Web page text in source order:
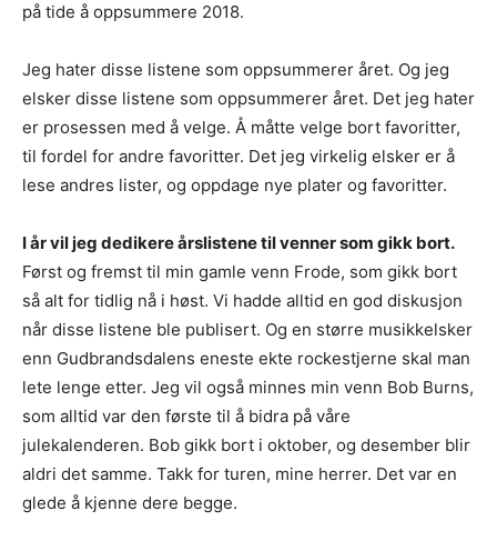
på tide å oppsummere 2018.
Jeg hater disse listene som oppsummerer året. Og jeg
elsker disse listene som oppsummerer året. Det jeg hater
er prosessen med å velge. Å måtte velge bort favoritter,
til fordel for andre favoritter. Det jeg virkelig elsker er å
lese andres lister, og oppdage nye plater og favoritter.
I år vil jeg dedikere årslistene til venner som gikk bort.
Først og fremst til min gamle venn Frode, som gikk bort
så alt for tidlig nå i høst. Vi hadde alltid en god diskusjon
når disse listene ble publisert. Og en større musikkelsker
enn Gudbrandsdalens eneste ekte rockestjerne skal man
lete lenge etter. Jeg vil også minnes min venn Bob Burns,
som alltid var den første til å bidra på våre
julekalenderen. Bob gikk bort i oktober, og desember blir
aldri det samme. Takk for turen, mine herrer. Det var en
glede å kjenne dere begge.